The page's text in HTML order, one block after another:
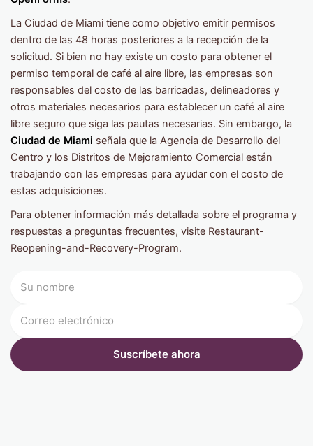
La Ciudad de Miami tiene como objetivo emitir permisos
dentro de las 48 horas posteriores a la recepción de la
solicitud. Si bien no hay existe un costo para obtener el
permiso temporal de café al aire libre, las empresas son
responsables del costo de las barricadas, delineadores y
otros materiales necesarios para establecer un café al aire
libre seguro que siga las pautas necesarias. Sin embargo, la
Ciudad de Miami señala que la Agencia de Desarrollo del
Centro y los Distritos de Mejoramiento Comercial están
trabajando con las empresas para ayudar con el costo de
estas adquisiciones.
Para obtener información más detallada sobre el programa y
respuestas a preguntas frecuentes, visite Restaurant-
Reopening-and-Recovery-Program.